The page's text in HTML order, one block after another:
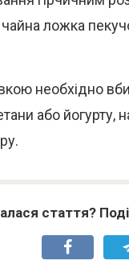
ложка
необхідно
або йогурту,
стаття?